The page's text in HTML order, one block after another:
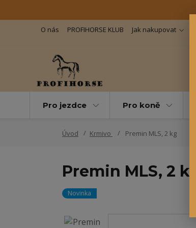
O nás PROFIHORSE KLUB Jak nakupovat
Pro jezdce Pro koně
Úvod Krmivo Premin MLS, 2 kg
Premin MLS, 2 kg
Novinka